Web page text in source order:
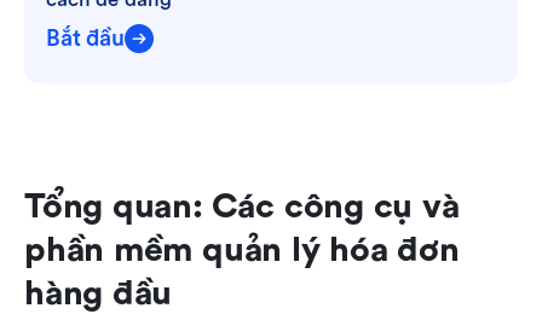
Bắt đầu
Tổng quan: Các công cụ và
phần mềm quản lý hóa đơn
hàng đầu